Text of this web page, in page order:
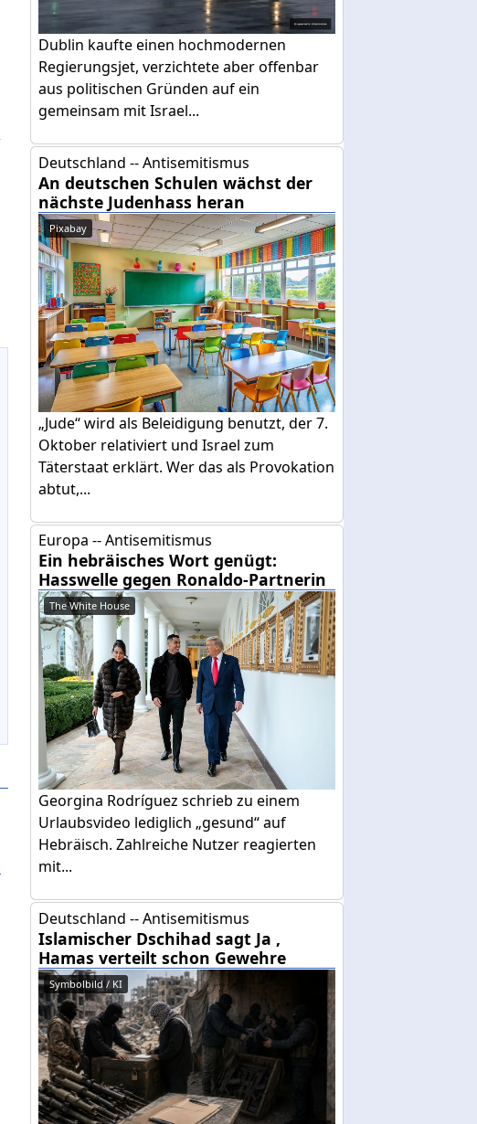
Dublin kaufte einen hochmodernen
Regierungsjet, verzichtete aber offenbar
aus politischen Gründen auf ein
gemeinsam mit Israel...
Deutschland -- Antisemitismus
An deutschen Schulen wächst der
nächste Judenhass heran
Pixabay
„Jude“ wird als Beleidigung benutzt, der 7.
Oktober relativiert und Israel zum
Täterstaat erklärt. Wer das als Provokation
abtut,...
Europa -- Antisemitismus
Ein hebräisches Wort genügt:
Hasswelle gegen Ronaldo-Partnerin
The White House
Georgina Rodríguez schrieb zu einem
Urlaubsvideo lediglich „gesund“ auf
Hebräisch. Zahlreiche Nutzer reagierten
mit...
Deutschland -- Antisemitismus
Islamischer Dschihad sagt Ja ,
Hamas verteilt schon Gewehre
Symbolbild / KI